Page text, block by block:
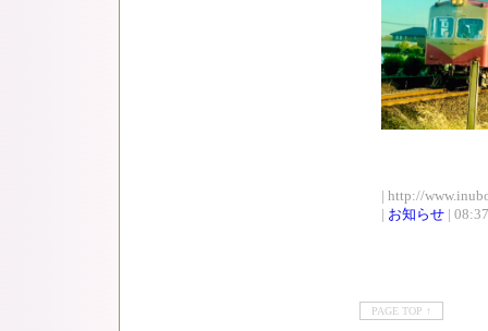
| http://
| お知らせ |
PAGE TOP ↑